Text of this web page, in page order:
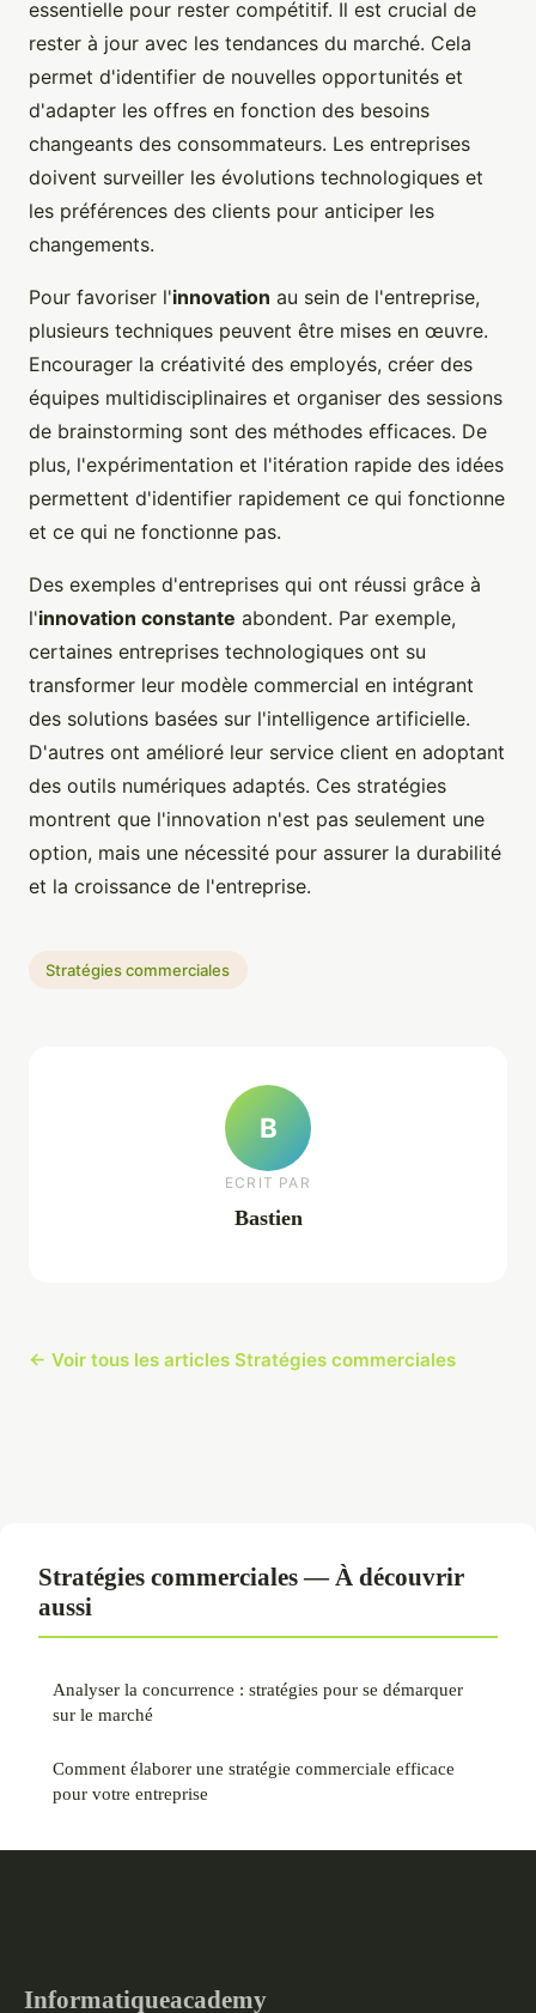
essentielle pour rester compétitif. Il est crucial de
rester à jour avec les tendances du marché. Cela
permet d'identifier de nouvelles opportunités et
d'adapter les offres en fonction des besoins
changeants des consommateurs. Les entreprises
doivent surveiller les évolutions technologiques et
les préférences des clients pour anticiper les
changements.
Pour favoriser l'innovation au sein de l'entreprise,
plusieurs techniques peuvent être mises en œuvre.
Encourager la créativité des employés, créer des
équipes multidisciplinaires et organiser des sessions
de brainstorming sont des méthodes efficaces. De
plus, l'expérimentation et l'itération rapide des idées
permettent d'identifier rapidement ce qui fonctionne
et ce qui ne fonctionne pas.
Des exemples d'entreprises qui ont réussi grâce à
l'innovation constante abondent. Par exemple,
certaines entreprises technologiques ont su
transformer leur modèle commercial en intégrant
des solutions basées sur l'intelligence artificielle.
D'autres ont amélioré leur service client en adoptant
des outils numériques adaptés. Ces stratégies
montrent que l'innovation n'est pas seulement une
option, mais une nécessité pour assurer la durabilité
et la croissance de l'entreprise.
Stratégies commerciales
B
ECRIT PAR
Bastien
← Voir tous les articles Stratégies commerciales
Stratégies commerciales — À découvrir
aussi
Analyser la concurrence : stratégies pour se démarquer
sur le marché
Comment élaborer une stratégie commerciale efficace
pour votre entreprise
Informatiqueacademy